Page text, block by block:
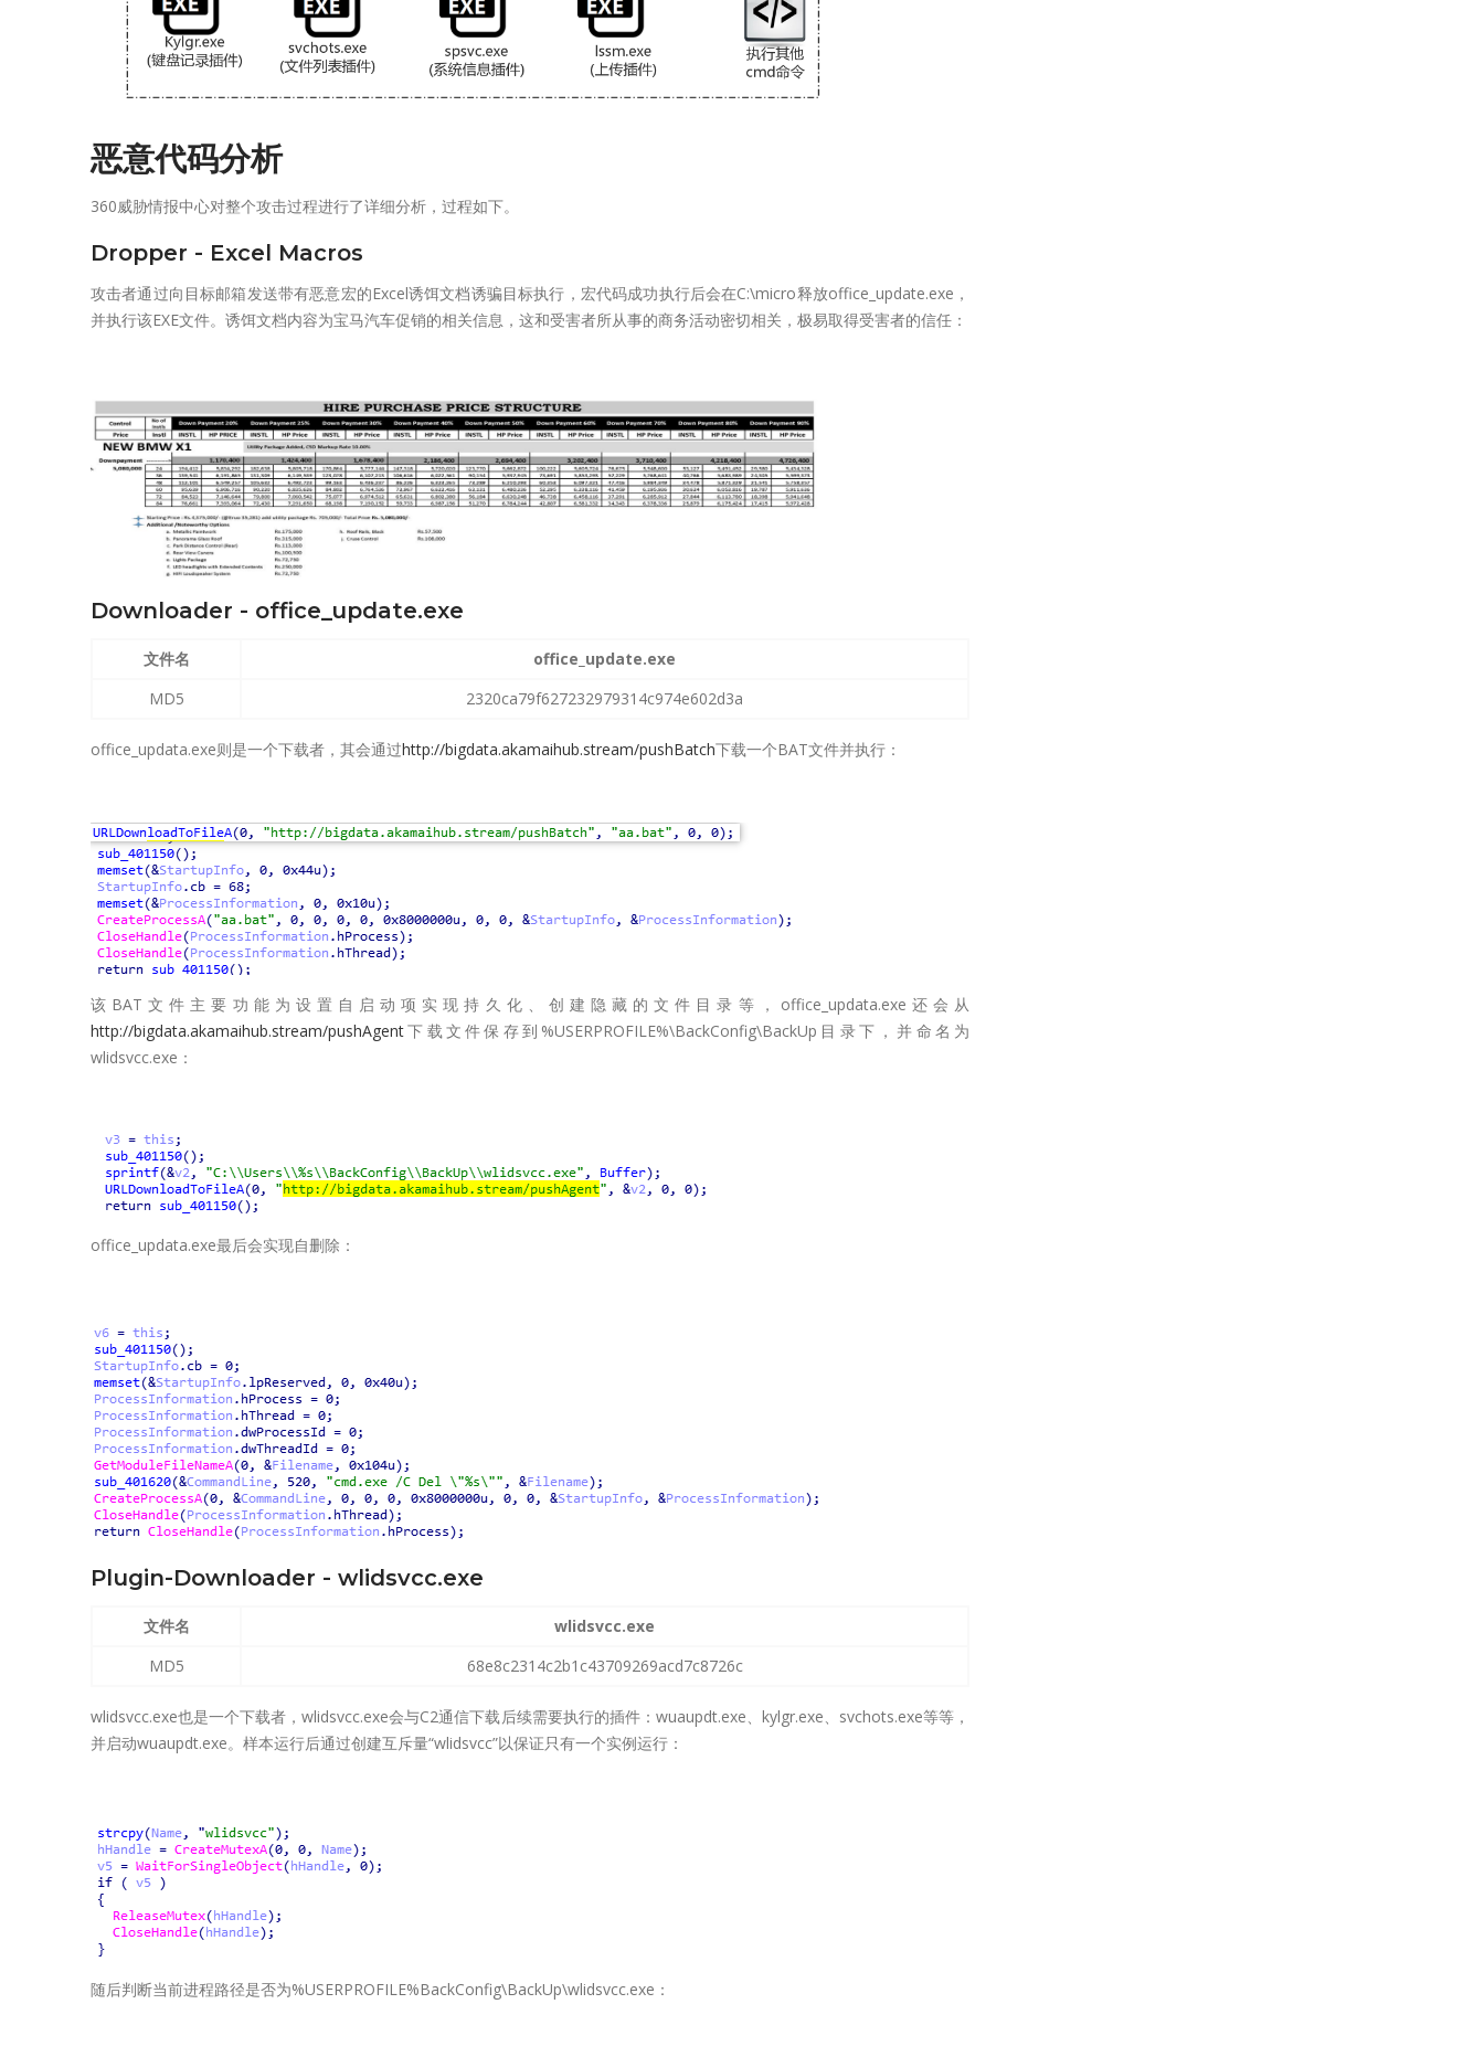
恶意代码分析
360威胁情报中心对整个攻击过程进行了详细分析，过程如下。
Dropper - Excel Macros
攻击者通过向目标邮箱发送带有恶意宏的Excel诱饵文档诱骗目标执行，宏代码成功执行后会在C:\micro释放office_update.exe，
并执行该EXE文件。诱饵文档内容为宝马汽车促销的相关信息，这和受害者所从事的商务活动密切相关，极易取得受害者的信任：
Downloader - office_update.exe
文件名
office_update.exe
MD5
2320ca79f627232979314c974e602d3a
office_updata.exe则是一个下载者，其会通过http://bigdata.akamaihub.stream/pushBatch下载一个BAT文件并执行：
该BAT文件主要功能为设置自启动项实现持久化、创建隐藏的文件目录等，office_updata.exe还会从
http://bigdata.akamaihub.stream/pushAgent下载文件保存到%USERPROFILE%\BackConfig\BackUp目录下，并命名为
wlidsvcc.exe：
office_updata.exe最后会实现自删除：
Plugin-Downloader - wlidsvcc.exe
文件名
wlidsvcc.exe
MD5
68e8c2314c2b1c43709269acd7c8726c
wlidsvcc.exe也是一个下载者，wlidsvcc.exe会与C2通信下载后续需要执行的插件：wuaupdt.exe、kylgr.exe、svchots.exe等等，
并启动wuaupdt.exe。样本运行后通过创建互斥量“wlidsvcc”以保证只有一个实例运行：
随后判断当前进程路径是否为%USERPROFILE%BackConfig\BackUp\wlidsvcc.exe：